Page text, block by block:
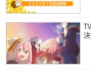
音楽：立山秋航
音楽プロデューサー：村
音楽制作：MAGES.
企画・プロデュース：堀
制作プロデュース：
アニメーションプロデュ